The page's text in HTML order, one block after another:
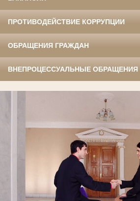
ПРОТИВОДЕЙСТВИЕ КОРРУПЦИИ
ОБРАЩЕНИЯ ГРАЖДАН
ВНЕПРОЦЕССУАЛЬНЫЕ ОБРАЩЕНИЯ